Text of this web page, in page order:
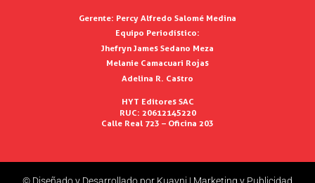
Gerente: Percy Alfredo Salomé Medina
Equipo Periodístico:
Jhefryn James Sedano Meza
Melanie Camacuari Rojas
Adelina R. Castro
HYT Editores SAC
RUC: 20612145220
Calle Real 723 – Oficina 203
© Diseñado y Desarrollado por Kuayni | Marketing y Publicidad